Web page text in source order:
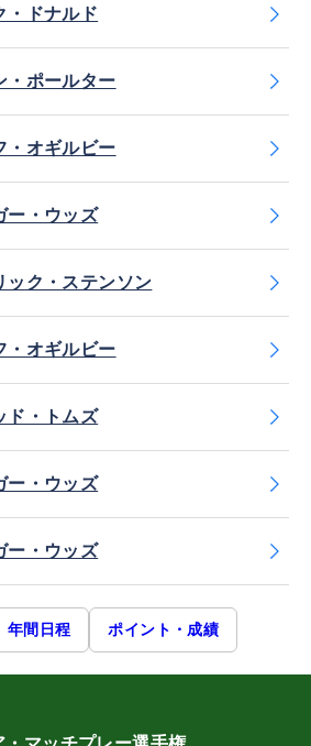
・ドナルド
・ポールター
・オギルビー
ー・ウッズ
ック・ステンソン
・オギルビー
ド・トムズ
ー・ウッズ
ー・ウッズ
年間日程 ポイント・成績